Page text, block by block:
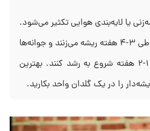
یا لایه‌بندی هوایی تکثیر می‌شود.
پیچک‌ها در آب یا ورمیکولیت طی ۳-۴ هفته ریشه می‌زنند و جوانه‌ها
می‌توانند در دماهای گرم طی ۱-۲ هفته شروع به رشد کنند. بهترین
را در یک گلدان واحد بکارید.